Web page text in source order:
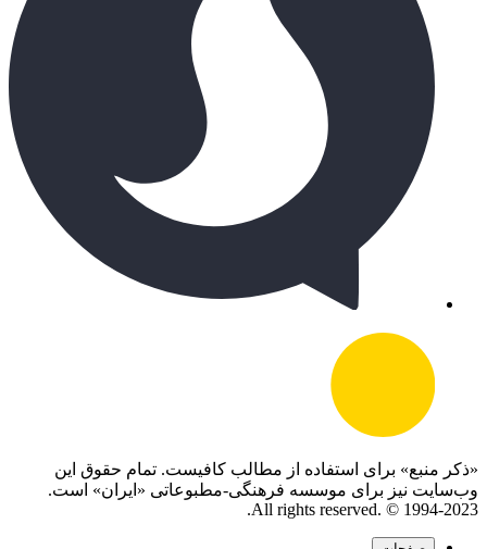
«ذکر منبع» برای استفاده از مطالب کافیست. تمام حقوق این
وب‌سایت نیز برای موسسه فرهنگی-مطبوعاتی «ایران» است.
All rights reserved. © 1994-2023.